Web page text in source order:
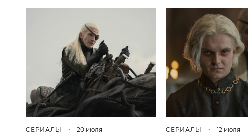
СЕРИАЛЫ • 20 июля СЕРИАЛЫ • 12 июля